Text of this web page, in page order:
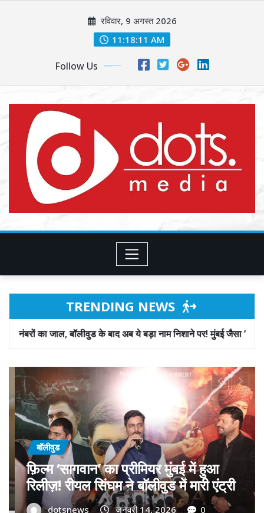
रविवार, 9 अगस्त 2026
11:18:13 AM
Follow Us
TRENDING NEWS
के बाद अब ये बड़ा नाम निशाने पर! मुंबई जैसा ‘फिरौती खेल’ अब दिल्ली-पंजाब
बॉलीवुड
गोवा मुख्यमंत्री डॉ. प्रमोद सावंत का ‘गोदान’
को बड़ा समर्थन; पोस्टर विमोचन कर मथुरा से
फिल्म गोदान की टीम का बढ़ाया मान!
dotsnews जनवरी 9, 2026 0